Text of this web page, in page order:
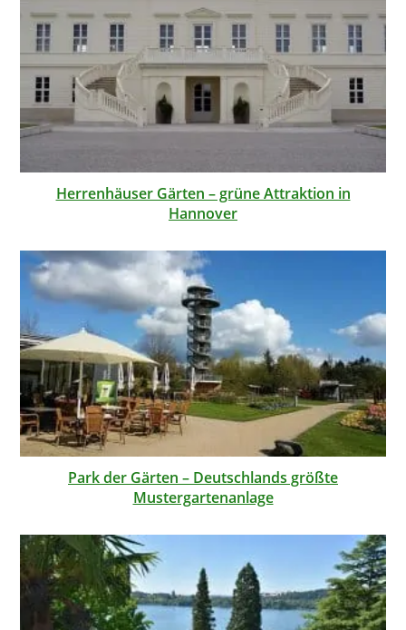
Herrenhäuser Gärten – grüne Attraktion in
Hannover
Park der Gärten – Deutschlands größte
Mustergartenanlage